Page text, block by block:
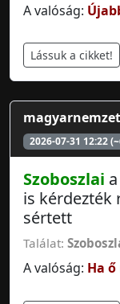
A valóság:
Lássuk a cikket!
2026-07-31 12:22
Szoboszlai
is kérdezték
sértett
Találat:
A valóság: Ha